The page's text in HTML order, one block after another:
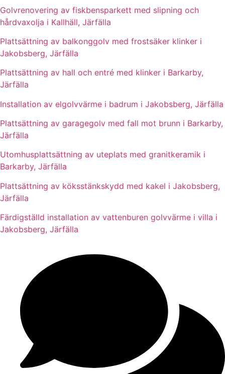
Golvrenovering av fiskbensparkett med slipning och
hårdvaxolja i Kallhäll, Järfälla
Plattsättning av balkonggolv med frostsäker klinker i
Jakobsberg, Järfälla
Plattsättning av hall och entré med klinker i Barkarby,
Järfälla
Installation av elgolvvärme i badrum i Jakobsberg, Järfälla
Plattsättning av garagegolv med fall mot brunn i Barkarby,
Järfälla
Utomhusplattsättning av uteplats med granitkeramik i
Barkarby, Järfälla
Plattsättning av köksstänkskydd med kakel i Jakobsberg,
Järfälla
Färdigställd installation av vattenburen golvvärme i villa i
Jakobsberg, Järfälla